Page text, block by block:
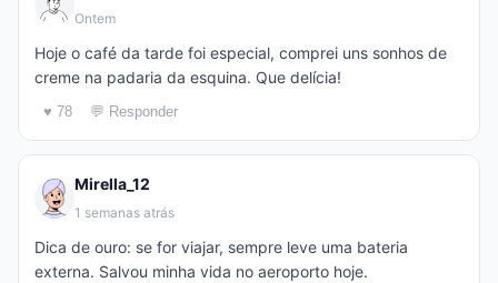
Ontem
Hoje o café da tarde foi especial, comprei uns sonhos de
creme na padaria da esquina. Que delícia!
♥ 78 💬 Responder
Mirella_12
1 semanas atrás
Dica de ouro: se for viajar, sempre leve uma bateria
externa. Salvou minha vida no aeroporto hoje.